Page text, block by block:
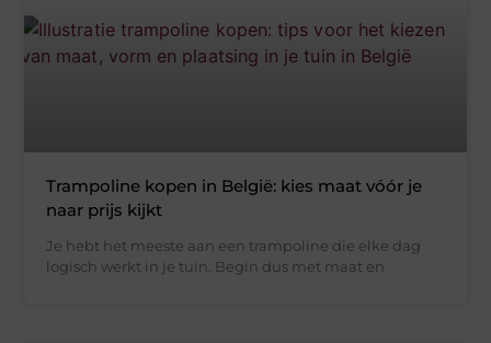
Trampoline kopen in België: kies maat vóór je
naar prijs kijkt
Je hebt het meeste aan een trampoline die elke dag
logisch werkt in je tuin. Begin dus met maat en